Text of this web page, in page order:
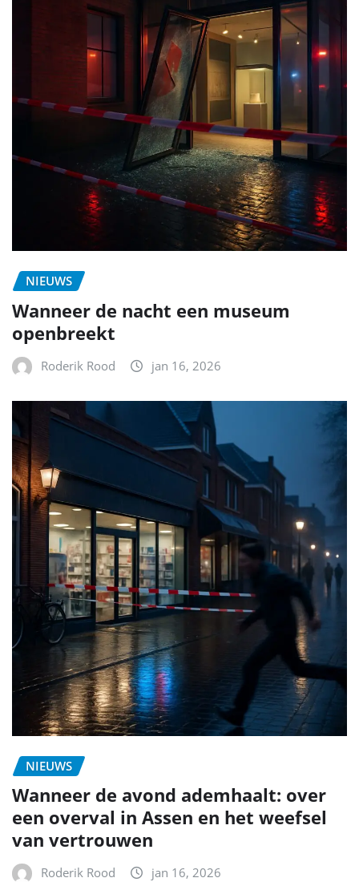
NIEUWS
Wanneer de nacht een museum
openbreekt
Roderik Rood jan 16, 2026
NIEUWS
Wanneer de avond ademhaalt: over
een overval in Assen en het weefsel
van vertrouwen
Roderik Rood jan 16, 2026